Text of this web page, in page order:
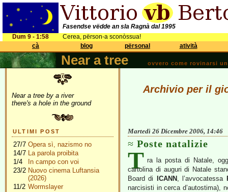
Fasendse vëdde an sla Ragnà dal 1995
Dum 9 - 1:58
Cerea, përson-a sconòssua!
cà
blog përsonal atività
Near a tree ovvero come rovinarsi
Near a tree by a river
there's a hole in the ground
ULTIMI POST
27/7 Opera sì, nazismo no
14/7 La parola proibita
1/4
In campo con voi
23/2 Nuovo cinema Luftansia
(2026)
11/2 Wormslayer
Archivio per il
Martedì 26 Dicembre 2006, 14:46
Poste natalizie
T ra la posta di Natale,
cartolina di auguri di Natale
Board di
ICANN , l’avvocatessa
narcisisti in cerca d’autostima),